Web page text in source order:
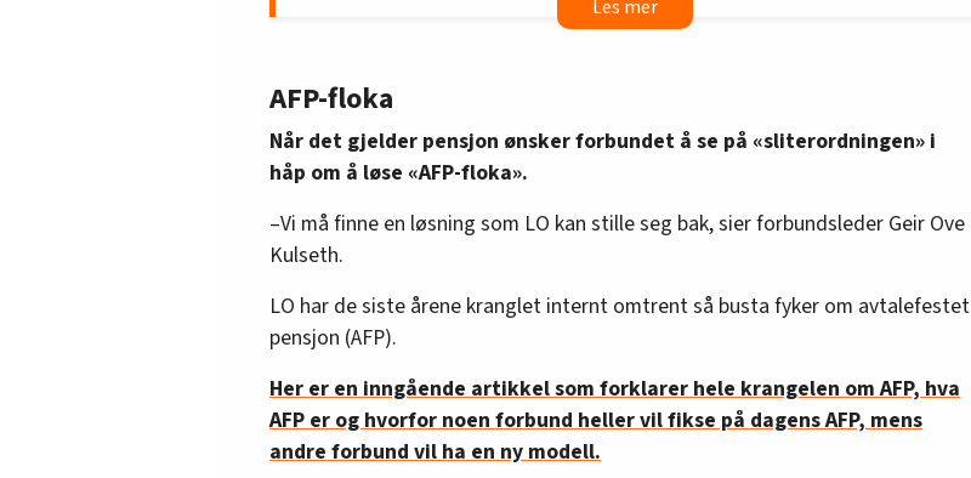
Morten Bildøy (nestleder). Sitter i valgkomiteen.
Monica Derbakk (leder, utviklingsavdelingen). Sitter i
redaksjonskomiteen som tar for seg vedtekter.
Odd Helge Reppe (hovedkasserer)
Therese Brekke Lekven (leder i Everkenes fagforening Vestland). Er
en av fire sekretærer på LO-kongressen.
Eystein Garberg (leder Elektroarbeidernes forening i Trøndelag)
Markus Hansen (leder Heismontørenes Fagforening)
Networks))
Roger Nordland (nestleder i distrikt Nordland (og leder i
Energiforeningen i Nordland og klubben til Bodø Energi)
AFP-floka
Når det gjelder pensjon ønsker forbundet å se på «sliterordningen» i
håp om å løse «AFP-floka».
–Vi må finne en løsning som LO kan stille seg bak, sier forbundsleder Geir Ove
Kulseth.
LO har de siste årene kranglet internt omtrent så busta fyker om avtalefestet
pensjon (AFP).
Her er en inngående artikkel som forklarer hele krangelen om AFP, hva
AFP er og hvorfor noen forbund heller vil fikse på dagens AFP, mens
andre forbund vil ha en ny modell.